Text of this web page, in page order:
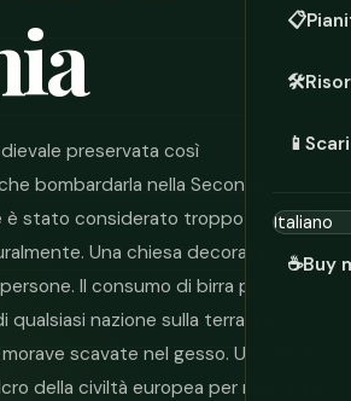
📋
🛠️
📱
☕Buy
preservata così
bombardarla nella Seconda
è stato considerato troppo
Una chiesa decorata con le
Il consumo di birra pro
nazione sulla terra. Le
scavate nel gesso. Un paese
della civiltà europea per mille anni